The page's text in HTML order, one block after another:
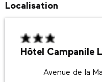
Localisation
Hôtel Campanile
Avenue de la